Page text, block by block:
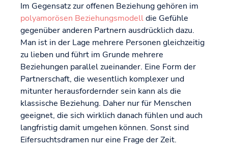
Im Gegensatz zur offenen Beziehung gehören im
polyamorösen Beziehungsmodelldie Gefühle
gegenüber anderen Partnern ausdrücklich dazu.
Man ist in der Lage mehrere Personen gleichzeitig
zu lieben und führt im Grunde mehrere
Beziehungen parallel zueinander. Eine Form der
Partnerschaft, die wesentlich komplexer und
mitunter herausfordernder sein kann als die
klassische Beziehung. Daher nur für Menschen
geeignet, die sich wirklich danach fühlen und auch
langfristig damit umgehen können. Sonst sind
Eifersuchtsdramen nur eine Frage der Zeit.